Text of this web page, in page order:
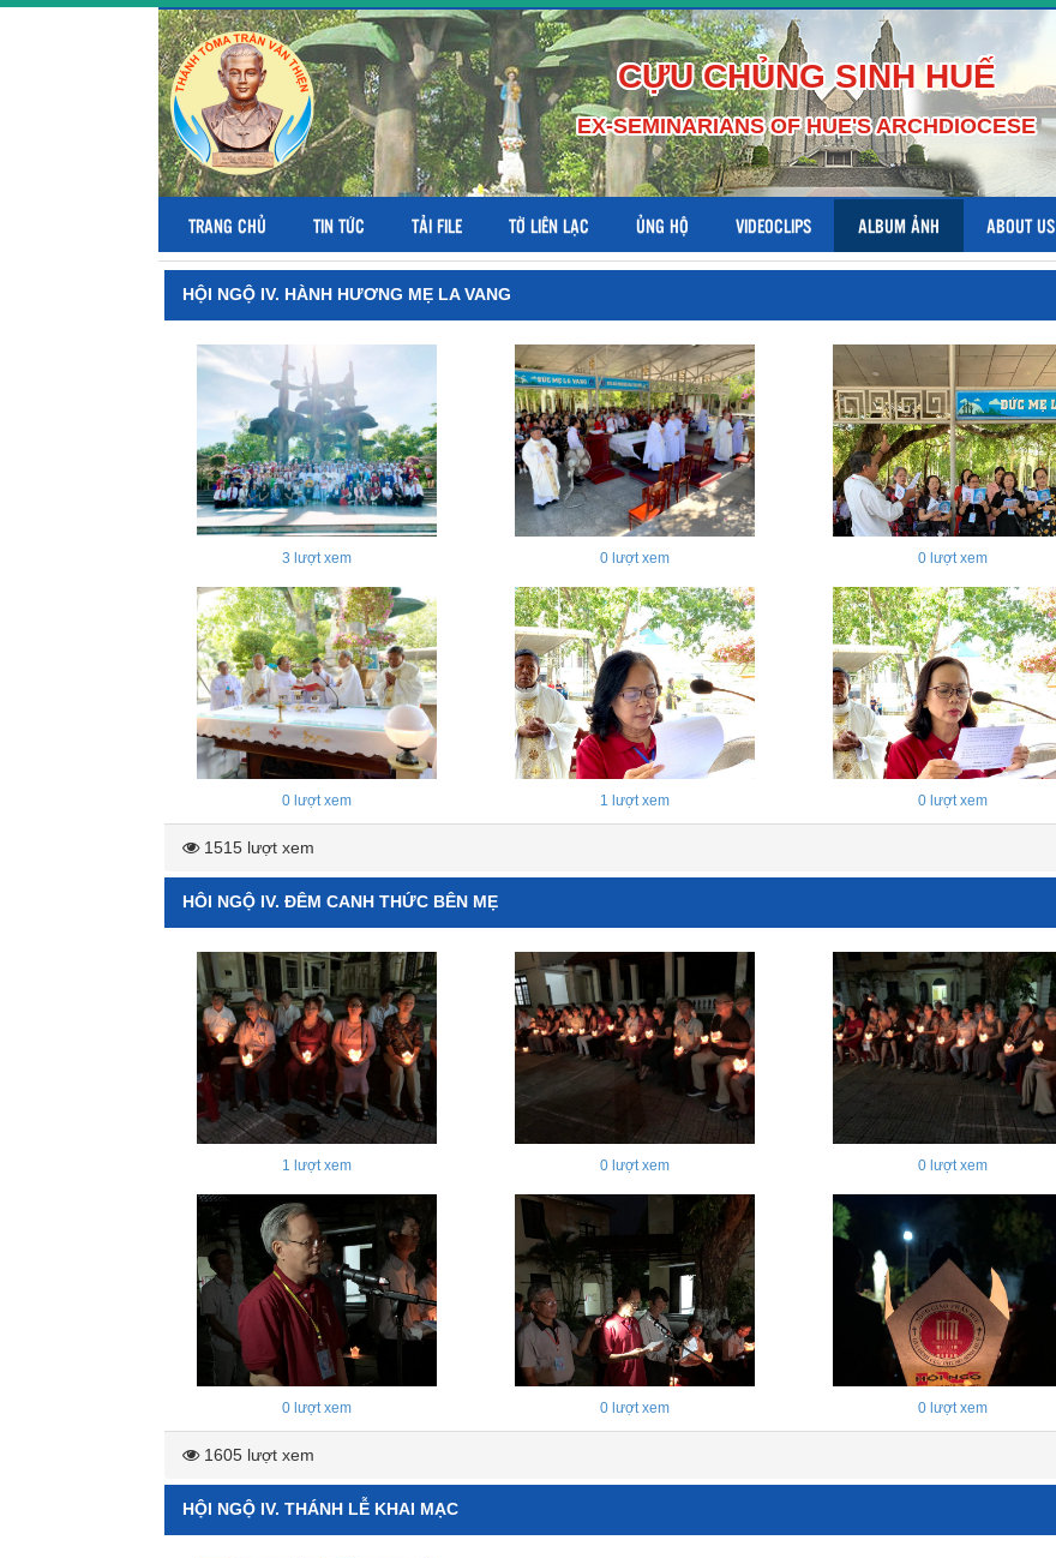
CỰU CHỦNG SINH HUẾ
EX-SEMINARIANS OF HUE'S ARCHDIOCESE
TRANG CHỦ TIN TỨC TẢI FILE TỜ LIÊN LẠC ỦNG HỘ VIDEOCLIPS ALBUM ẢNH ABOUT US
HỘI NGỘ IV. HÀNH HƯƠNG MẸ LA VANG
3 lượt xem 0 lượt xem 0 lượt xem
0 lượt xem 1 lượt xem 0 lượt xem
1515 lượt xem
HÔI NGỘ IV. ĐÊM CANH THỨC BÊN MẸ
1 lượt xem 0 lượt xem 0 lượt xem
0 lượt xem 0 lượt xem 0 lượt xem
1605 lượt xem
HỘI NGỘ IV. THÁNH LỄ KHAI MẠC